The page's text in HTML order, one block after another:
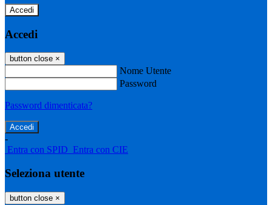
Accedi
Accedi
button close ×
Nome Utente
Password
Password dimenticata?
-
Entra con SPID Entra con CIE
Seleziona utente
button close ×